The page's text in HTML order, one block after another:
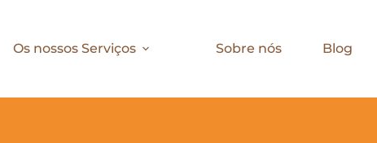
Os nossos Serviços Sobre nós Blog